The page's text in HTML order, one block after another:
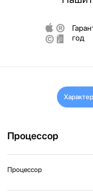
год
Процессор
Процессор